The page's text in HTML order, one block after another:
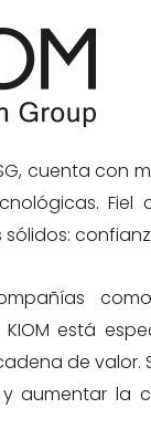
cuenta con
Fiel
KIOM está
de valor.
aumentar la